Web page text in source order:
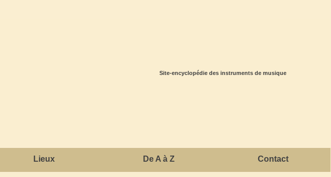
Site-encyclopédie des instruments de musique
Lieux De A à Z Contact